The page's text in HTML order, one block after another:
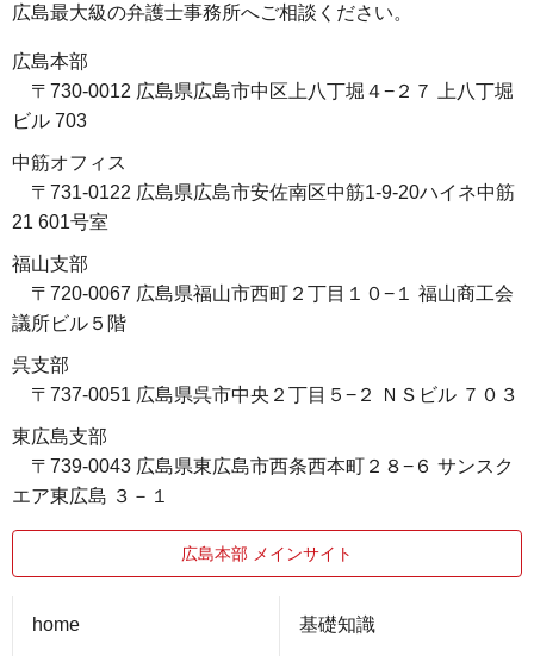
広島最大級の弁護士事務所へご相談ください。
広島本部
〒730-0012 広島県広島市中区上八丁堀４−２７ 上八丁堀
ビル 703
中筋オフィス
〒731-0122 広島県広島市安佐南区中筋1-9-20ハイネ中筋
21 601号室
福山支部
〒720-0067 広島県福山市西町２丁目１０−１ 福山商工会
議所ビル５階
呉支部
〒737-0051 広島県呉市中央２丁目５−２ ＮＳビル ７０３
東広島支部
〒739-0043 広島県東広島市西条西本町２８−６ サンスク
エア東広島 ３－１
広島本部 メインサイト
home 基礎知識